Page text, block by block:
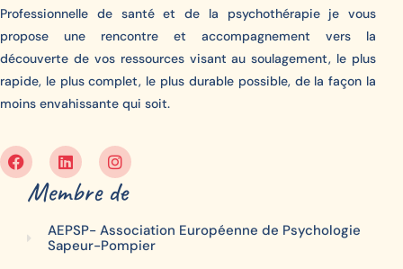
Professionnelle de santé et de la psychothérapie je vous
propose une rencontre et accompagnement vers la
découverte de vos ressources visant au soulagement, le plus
rapide, le plus complet, le plus durable possible, de la façon la
moins envahissante qui soit.
Membre de
AEPSP- Association Européenne de Psychologie
Sapeur-Pompier